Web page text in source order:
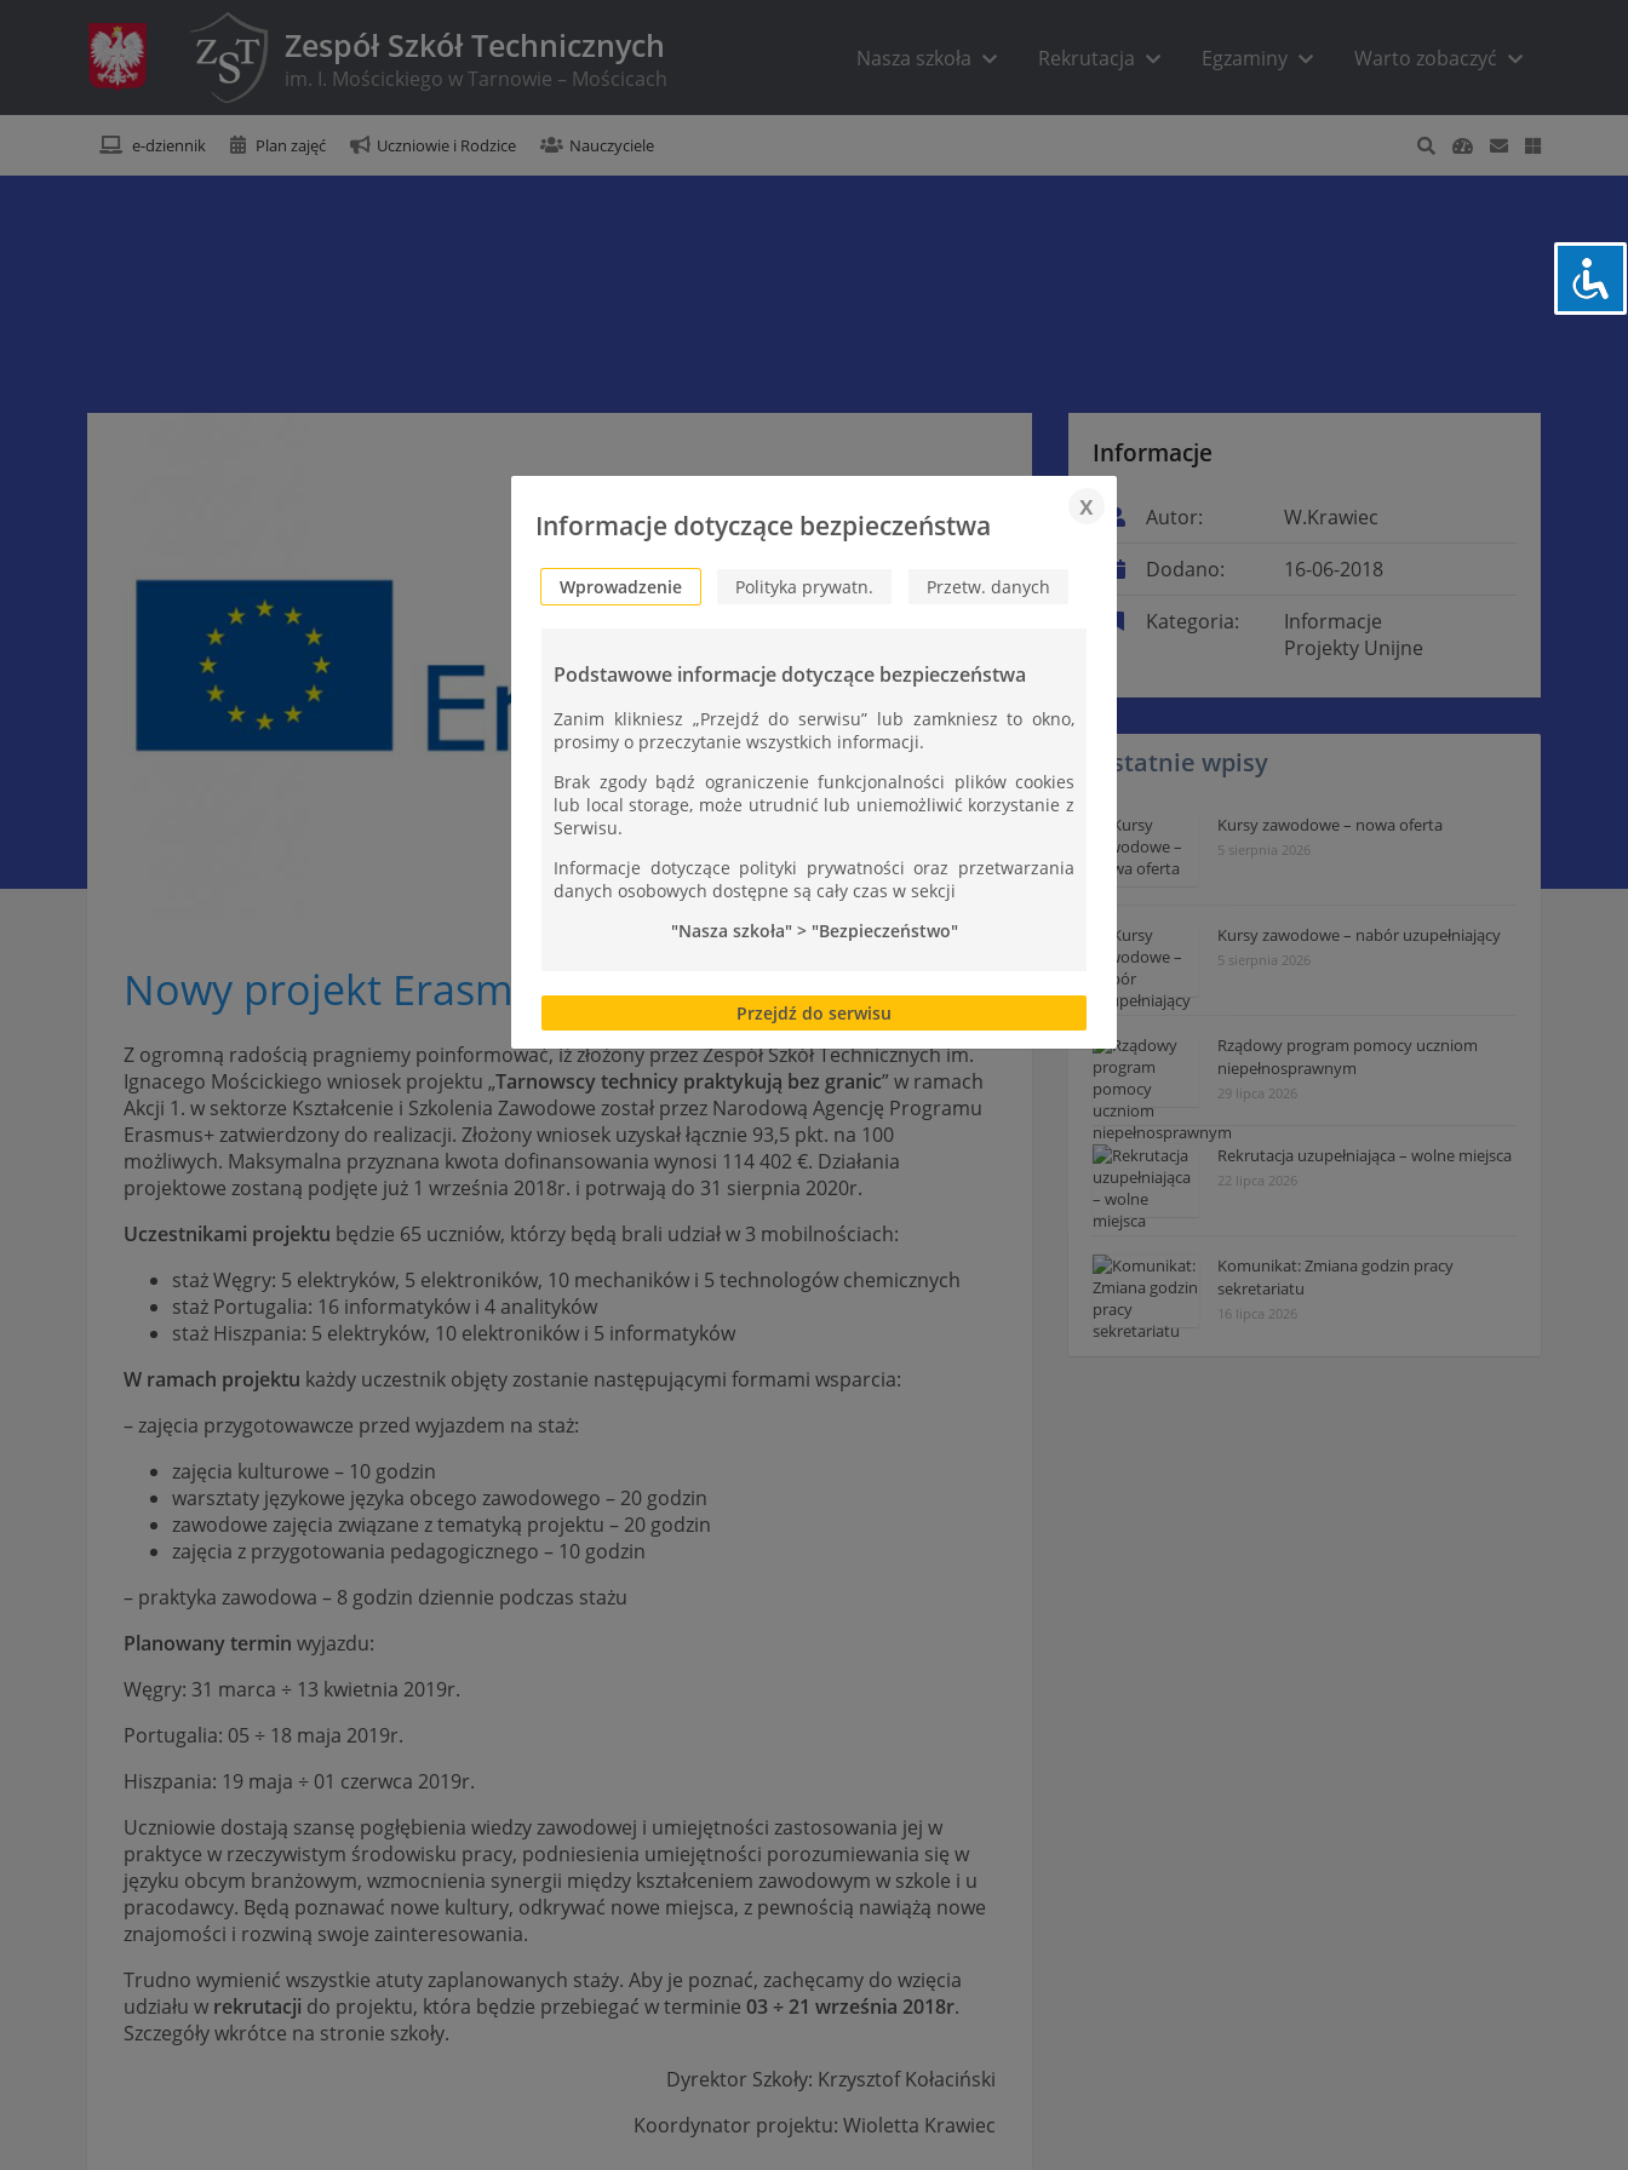
Zespół Szkół Technicznych
im. I. Mościckiego w Tarnowie – Mościcach
Nasza szkoła Rekrutacja Egzaminy Warto zobaczyć
e-dziennik Plan zajęć Uczniowie i Rodzice Nauczyciele
Nowy projekt Erasmus+ w ZST
Z ogromną radością pragniemy poinformować, iż złożony przez Zespół Szkół Technicznych im.
Ignacego Mościckiego wniosek projektu „Tarnowscy technicy praktykują bez granic” w ramach
Akcji 1. w sektorze Kształcenie i Szkolenia Zawodowe został przez Narodową Agencję Programu
Erasmus+ zatwierdzony do realizacji. Złożony wniosek uzyskał łącznie 93,5 pkt. na 100
możliwych. Maksymalna przyznana kwota dofinansowania wynosi 114 402 €. Działania
projektowe zostaną podjęte już 1 września 2018r. i potrwają do 31 sierpnia 2020r.
Uczestnikami projektu będzie 65 uczniów, którzy będą brali udział w 3 mobilnościach:
staż Węgry: 5 elektryków, 5 elektroników, 10 mechaników i 5 technologów chemicznych
staż Portugalia: 16 informatyków i 4 analityków
staż Hiszpania: 5 elektryków, 10 elektroników i 5 informatyków
W ramach projektu każdy uczestnik objęty zostanie następującymi formami wsparcia:
– zajęcia przygotowawcze przed wyjazdem na staż:
zajęcia kulturowe – 10 godzin
warsztaty językowe języka obcego zawodowego – 20 godzin
zawodowe zajęcia związane z tematyką projektu – 20 godzin
zajęcia z przygotowania pedagogicznego – 10 godzin
– praktyka zawodowa – 8 godzin dziennie podczas stażu
Planowany termin wyjazdu:
Węgry: 31 marca ÷ 13 kwietnia 2019r.
Portugalia: 05 ÷ 18 maja 2019r.
Hiszpania: 19 maja ÷ 01 czerwca 2019r.
Uczniowie dostają szansę pogłębienia wiedzy zawodowej i umiejętności zastosowania jej w
praktyce w rzeczywistym środowisku pracy, podniesienia umiejętności porozumiewania się w
języku obcym branżowym, wzmocnienia synergii między kształceniem zawodowym w szkole i u
pracodawcy. Będą poznawać nowe kultury, odkrywać nowe miejsca, z pewnością nawiążą nowe
znajomości i rozwiną swoje zainteresowania.
Trudno wymienić wszystkie atuty zaplanowanych staży. Aby je poznać, zachęcamy do wzięcia
udziału w rekrutacji do projektu, która będzie przebiegać w terminie 03 ÷ 21 września 2018r.
Szczegóły wkrótce na stronie szkoły.
Dyrektor Szkoły: Krzysztof Kołaciński
Koordynator projektu: Wioletta Krawiec
Informacje
Autor:
W.Krawiec
Dodano:
16-06-2018
Kategoria:
Informacje
Projekty Unijne
Ostatnie wpisy
Kursy zawodowe – nowa oferta
5 sierpnia 2026
Kursy zawodowe – nabór uzupełniający
5 sierpnia 2026
Rządowy program pomocy uczniom
niepełnosprawnym
29 lipca 2026
Rekrutacja uzupełniająca – wolne miejsca
22 lipca 2026
Komunikat: Zmiana godzin pracy
sekretariatu
16 lipca 2026
Informacje dotyczące bezpieczeństwa
x
Wprowadzenie Polityka prywatn. Przetw. danych
Podstawowe informacje dotyczące bezpieczeństwa
Zanim klikniesz „Przejdź do serwisu” lub zamkniesz to okno,
prosimy o przeczytanie wszystkich informacji.
Brak zgody bądź ograniczenie funkcjonalności plików cookies
lub local storage, może utrudnić lub uniemożliwić korzystanie z
Serwisu.
Informacje dotyczące polityki prywatności oraz przetwarzania
danych osobowych dostępne są cały czas w sekcji
"Nasza szkoła" > "Bezpieczeństwo"
Przejdź do serwisu